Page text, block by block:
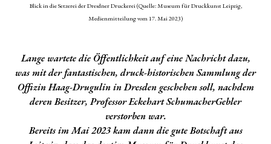
Blick in die Setzerei der Dresdner Druckerei (Quelle: Museum für Druckkunst Leipzig,
Medienmitteilung vom 17. Mai 2023)
Lange wartete die Öffentlichkeit auf eine Nachricht dazu,
was mit der fantastischen, druck-historischen Sammlung der
Offizin Haag-Drugulin in Dresden geschehen soll, nachdem
deren Besitzer, Professor Eckehart SchumacherGebler
verstorben war.
Bereits im Mai 2023 kam dann die gute Botschaft aus